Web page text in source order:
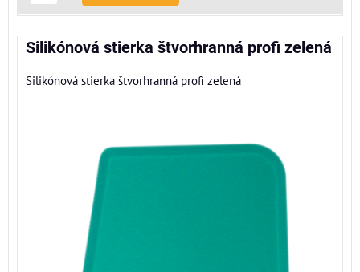
Silikónová stierka štvorhranná profi zelená
Silikónová stierka štvorhranná profi zelená